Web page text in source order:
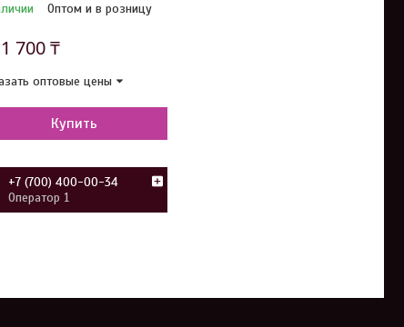
Оптом и в розницу
1 700 ₸
оптовые цены
Купить
+7 (700) 400-00-34
Оператор 1